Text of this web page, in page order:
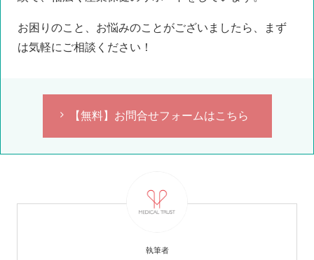
お困りのこと、お悩みのことがございましたら、まず
は気軽にご相談ください！
【無料】お問合せフォームはこちら
執筆者